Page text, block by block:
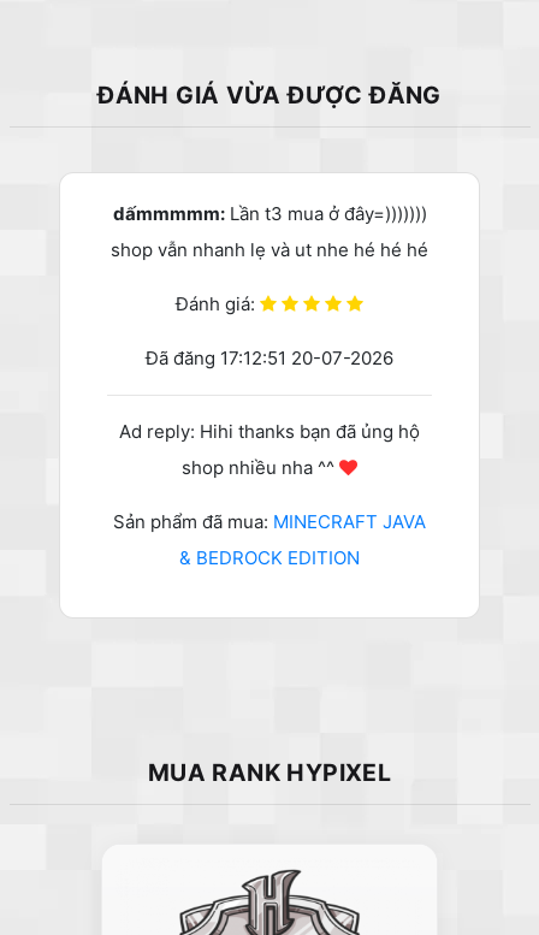
ĐÁNH GIÁ VỪA ĐƯỢC ĐĂNG
dấmmmmm:Lần t3 mua ở đây=)))))))
shop vẫn nhanh lẹ và ut nhe hé hé hé
Đánh giá:
Đã đăng 17:12:51 20-07-2026
Ad reply: Hihi thanks bạn đã ủng hộ
shop nhiều nha ^^
Sản phẩm đã mua: MINECRAFT JAVA
& BEDROCK EDITION
MUA RANK HYPIXEL